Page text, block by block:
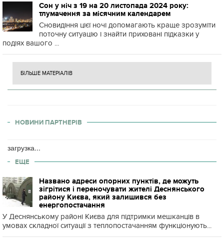
Сон у ніч з 19 на 20 листопада 2024 року:
тлумачення за місячним календарем
Сновидіння цієї ночі допомагають краще зрозуміти
поточну ситуацію і знайти приховані підказки у
подіях вашого ...
БІЛЬШЕ МАТЕРІАЛІВ
НОВИНИ ПАРТНЕРІВ
загрузка...
ЕЩЕ
Названо адреси опорних пунктів, де можуть
зігрітися і переночувати жителі Деснянського
району Києва, який залишився без
енергопостачання
У Деснянському районі Києва для підтримки мешканців в
умовах складної ситуації з теплопостачанням функціонують...